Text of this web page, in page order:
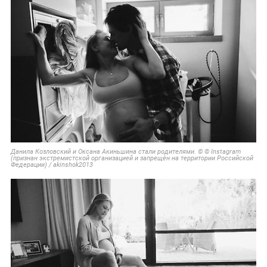
Данила Козловский и Оксана Акиньшина стали родителями. © © Instagram
(признан экстремистской организацией и запрещён на территории Российской
Федерации) / akinshok2013